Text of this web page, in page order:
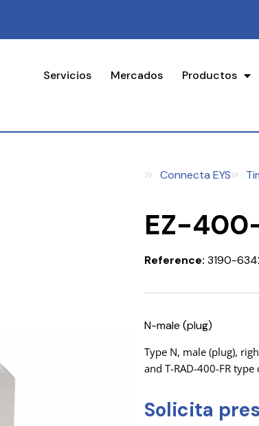
Servicios Mercados Productos
Connecta EYS
EZ-
Reference: 3190-
N-male (plug)
Type N, male (plug),
and T-RAD-400-FR type
Solicita